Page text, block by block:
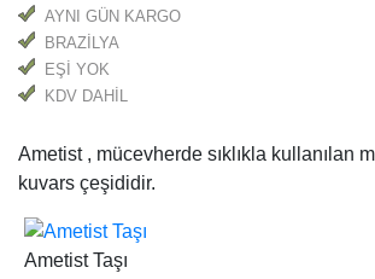
AYNI GÜN KARGO
BRAZİLYA
EŞİ YOK
KDV DAHİL
Ametist , mücevherde sıklıkla kullanılan
kuvars çeşididir.
Ametist Taşı